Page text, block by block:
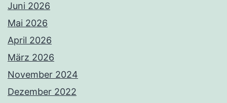
Juni 2026
Mai 2026
April 2026
März 2026
November 2024
Dezember 2022